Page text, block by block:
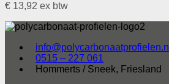
€ 13,92 ex btw
info@polycarbonaatprofielen.nl
0515 – 227 061
Hommerts / Sneek, Friesland